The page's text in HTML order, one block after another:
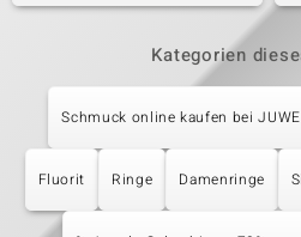
Kategorien
Schmuck online kaufen bei
Fluorit Ringe Damenringe